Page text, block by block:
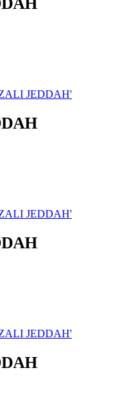
JEDDAH'
JEDDAH'
JEDDAH'